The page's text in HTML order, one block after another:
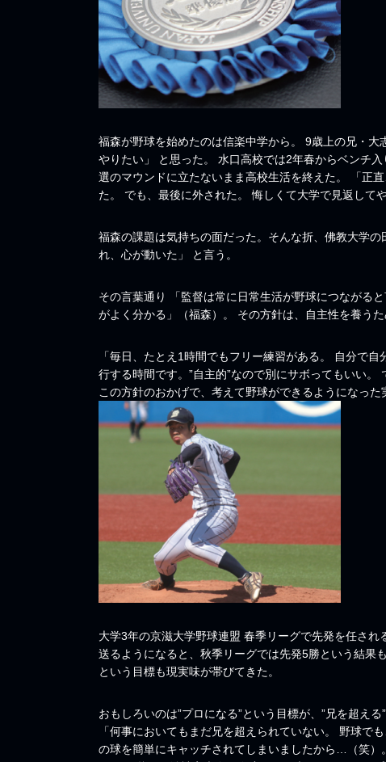
福森が野球を始めたのは信楽中学から。 9歳上の兄・
やりたい」 と思った。 水口高校では2年春からベンチ
選のマウンドに立たないまま高校生活を終えた。 「正
た。 でも、最後に外された。 悔しくて大学で見返して
福森の課題は気持ちの面だった。そんな折、佛教大学
れ、心が動いた」 と言う。
その言葉通り 「監督は常に日常生活が野球につながる
がよく分かる」（福森）。 その方針は、自主性を養う
「毎日、たとえ1時間でもフリー練習がある。 自分で
行する時間です。”自主的”なので別にサボってもいい。
この方針のおかげで、考えて野球ができるようになった
大学3年の京滋大学野球連盟 春季リーグで先発を任さ
送るようになると、秋季リーグでは先発5勝という結果
という目標も現実味が帯びてきた。
おもしろいのは”プロになる”という目標が、”兄を超える
「何事においてもまだ兄を超えられていない。 野球で
の球を簡単にキャッチされてしまいましたから…（笑）